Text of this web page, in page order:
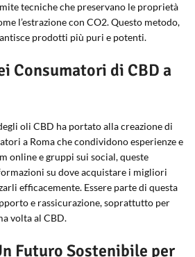
tecniche che preservano le proprietà
l’estrazione con CO2. Questo metodo,
prodotti più puri e potenti.
Consumatori di CBD a
oli CBD ha portato alla creazione di
a Roma che condividono esperienze e
online e gruppi sui social, queste
su dove acquistare i migliori
efficacemente. Essere parte di questa
e rassicurazione, soprattutto per
volta al CBD.
Futuro Sostenibile per